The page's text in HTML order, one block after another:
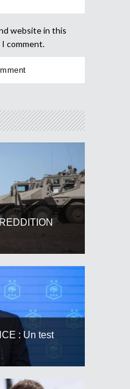
website in this
comment.
: Un test